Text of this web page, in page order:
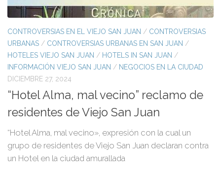
CONTROVERSIAS EN EL VIEJO SAN JUAN / CONTROVERSIAS
URBANAS / CONTROVERSIAS URBANAS EN SAN JUAN /
HOTELES VIEJO SAN JUAN / HOTELS IN SAN JUAN /
INFORMACIÓN VIEJO SAN JUAN / NEGOCIOS EN LA CIUDAD
DICIEMBRE 27, 2024
“Hotel Alma, mal vecino” reclamo de
residentes de Viejo San Juan
“Hotel Alma, mal vecino», expresión con la cual un
grupo de residentes de Viejo San Juan declaran contra
un Hotel en la ciudad amurallada